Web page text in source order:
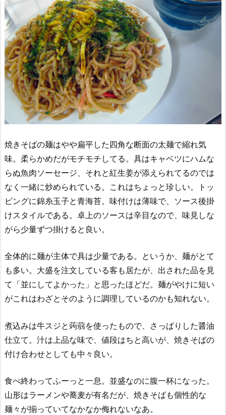
焼きそばの麺はやや扁平した四角な断面の太麺で縮れ気
味。柔らかめだがモチモチしてる。具はキャベツにハムな
らぬ魚肉ソーセージ、それと紅生姜が添えられてるのでは
なく一緒に炒められている。これはちょっと珍しい。トッ
ピングに錦糸玉子と青海苔。味付けは薄味で、ソース後掛
けスタイルである。卓上のソースは辛目なので、味見しな
がら少量ずつ掛けると良い。
全体的に麺が主体で具は少量である。というか、麺がとて
も多い。大盛を注文している客も居たが、出された品を見
て「並にしてよかった」と思ったほどだ。麺がやけに短い
がこれはわざとそのように調理しているのかも知れない。
煮込みは牛スジと蒟蒻を使ったもので、さっぱりした醤油
仕立て。汁は上品な味で、値段はちと高いが、焼きそばの
付け合わせとしても中々良い。
食べ終わってふーっと一息。並盛なのに腹一杯になった。
山形はラーメンや蕎麦が有名だが、焼きそばも個性的な
麺々が揃っていてなかなか侮れないなあ。